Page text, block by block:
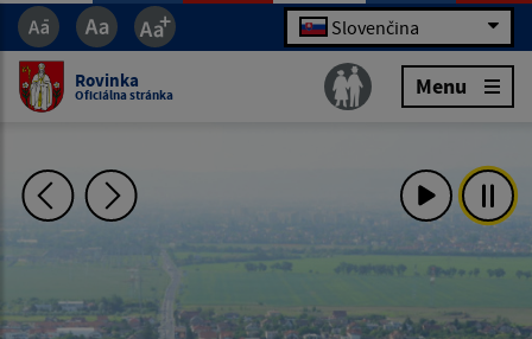
Slovenčina
Rovinka
Oficiálna stránka Menu